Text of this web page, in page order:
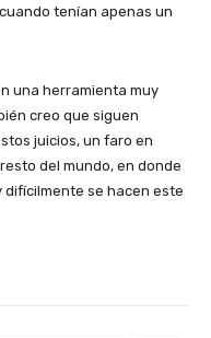
tenían apenas un
una herramienta muy
creo que siguen
juicios, un faro en
del mundo, en donde
se hacen este